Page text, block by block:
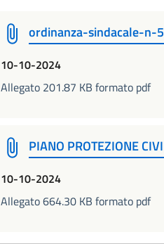
ordinanza-sindacale-
10-10-2024
Allegato 201.87 KB formato pdf
PIANO PROTEZIONE
10-10-2024
Allegato 664.30 KB formato pdf